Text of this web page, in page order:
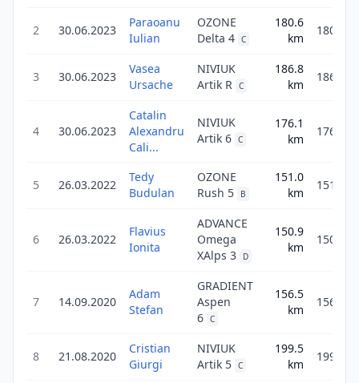
2 30.06.2023
Paraoanu
Iulian
OZONE
Delta 4 C
180.6
km
180.6
3 30.06.2023
Vasea
Ursache
NIVIUK
Artik R C
186.8
km
186.8
4 30.06.2023
Catalin
Alexandru
Cali...
NIVIUK
Artik 6 C
176.1
km
176.1
5 26.03.2022
Tedy
Budulan
OZONE
Rush 5
B
151.0
km
151.0
6 26.03.2022
Flavius
Ionita
ADVANCE
Omega
XAlps 3
D
150.9
km
150.9
7 14.09.2020
Adam
Stefan
GRADIENT
Aspen
6 C
156.5
km
156.5
8 21.08.2020
Cristian
Giurgi
NIVIUK
Artik 5 C
199.5
km
199.5